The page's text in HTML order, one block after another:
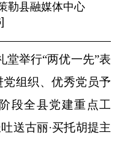
勒县融媒体中心
]
堂举行“两优一先”表
组织、优秀党员予
段全县党建重点工
送古丽·买托胡提主